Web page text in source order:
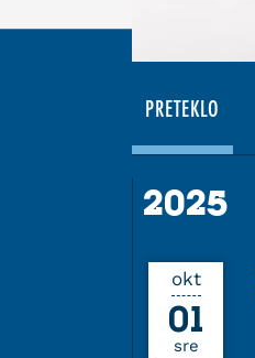
PRETEKLO
2025
2025
okt
01
sre